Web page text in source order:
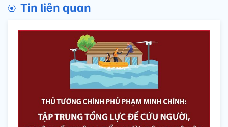
Tin liên quan